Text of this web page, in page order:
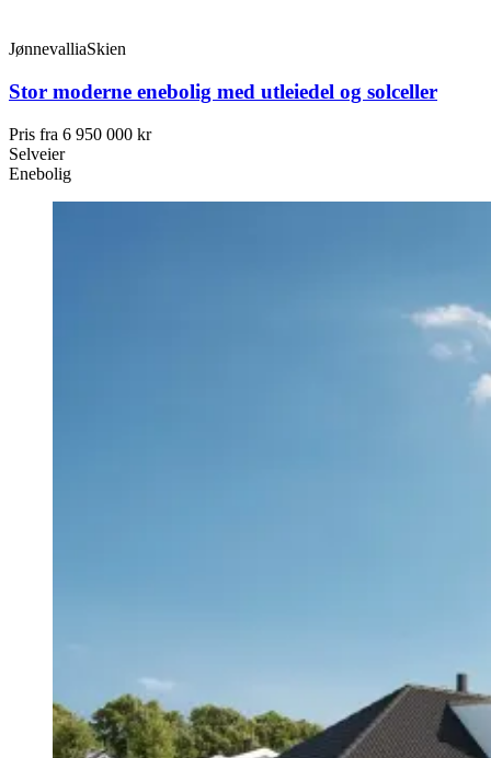
JønnevalliaSkien
Stor moderne enebolig med utleiedel og solceller
Pris fra 6 950 000 kr
Selveier
Enebolig